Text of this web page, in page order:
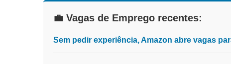
💼 Vagas de Emprego recentes:
Sem pedir experiência, Amazon abre vagas